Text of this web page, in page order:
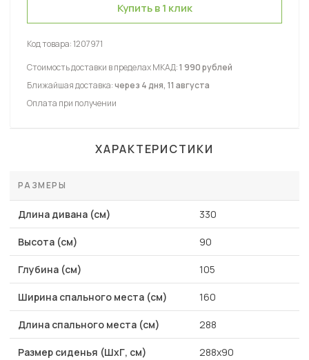
Купить в 1 клик
Код товара:1207971
Стоимость доставки в пределах МКАД:1 990 рублей
Ближайшая доставка:через 4 дня, 11 августа
Оплата при получении
ХАРАКТЕРИСТИКИ
РАЗМЕРЫ
Длина дивана (см) 330
Высота (см) 90
Глубина (см) 105
Ширина спального места (см) 160
Длина спального места (см) 288
Размер сиденья (ШхГ, см) 288х90